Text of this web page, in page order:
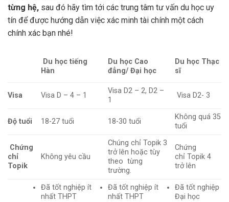
từng hệ, sau đó hãy tìm tới các trung tâm tư vấn du học uy
tín để được hướng dẫn việc xác minh tài chính một cách
chính xác bạn nhé!
Du học tiếng
Hàn
Du học Cao
đẳng/ Đại học
Du học Thạc
sĩ
Visa Visa D – 4 – 1
Visa D2 – 2, D2 –
1
Visa D2- 3
Độ tuổi 18-27 tuổi 18-30 tuổi
Không quá 35
tuổi
Chứng
chỉ
Topik
Không yêu cầu
Chúng chỉ Topik 3
trở lên hoặc tùy
theo từng
trường.
Chứng
chỉ Topik 4
trở lên
Đã tốt nghiệp ít
nhất THPT
Đã tốt nghiệp ít
nhất THPT
Đã tốt nghiệp
Đại học